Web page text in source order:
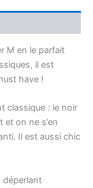
M en le parfait
il est
have !
classique : le noir
on ne s’en
Il est aussi chic
déperlant